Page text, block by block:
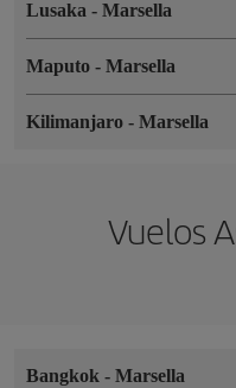
Lusaka - Marsella
Maputo - Marsella
Kilimanjaro - Marsella
Vuelos
Bangkok - Marsella